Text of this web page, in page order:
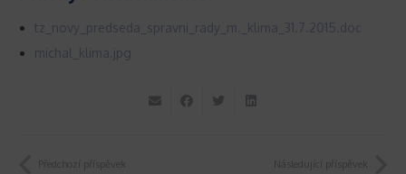
tz_novy_predseda_spravni_rady_m._klima_31.7.2015.doc
michal_klima.jpg
Předchozí příspěvek Následující příspěvek